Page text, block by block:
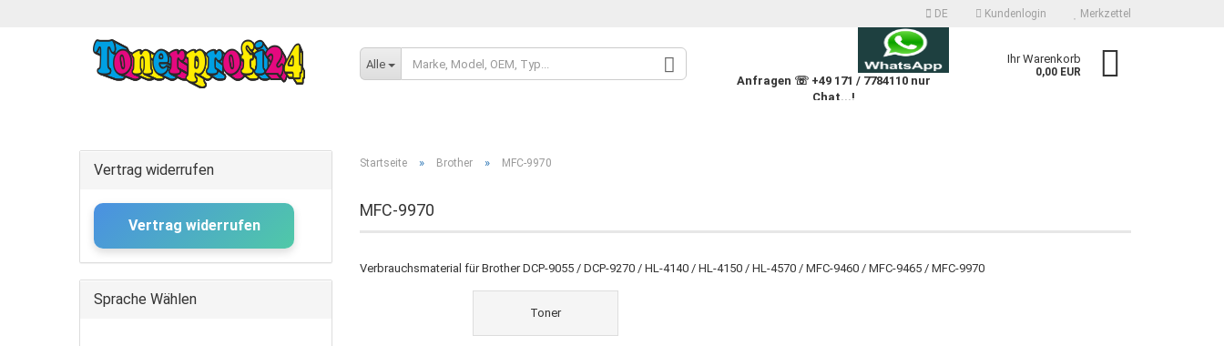
DE Kundenlogin
Konto erstellen
Merkzettel
Alle
Anfragen ☏ +49 171 / 7784110 nur
Chat...!
Ihr Warenkorb
0,00 EUR
Startseite » Brother » MFC-9970
MFC-9970
Verbrauchsmaterial für Brother DCP-9055 / DCP-9270 / HL-4140 / HL-4150 / HL-4570 / MFC-9460 / MFC-9465 / MFC-9970
Toner
Vertrag widerrufen
Vertrag widerrufen
Sprache Wählen